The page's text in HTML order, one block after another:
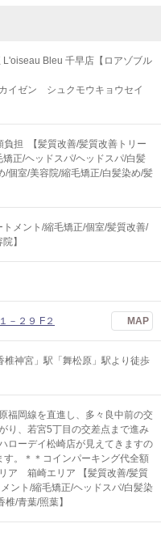
Bleu 千早店【ロアゾブル
イゼン シュクモウキョウセイ
担 【髪質改善/髪質改善トリー
矯正/ヘッドスパ/ヘッドスパ/白髪
/個室/美容院/縮毛矯正/白髪染め/髪
メント/縮毛矯正/個室/髪質改善/
】
－２９ F２ MAP
椎神宮」駅「舞松原」駅より徒歩
福岡線を直進し、多々良中前の交
り、若宮5丁目の交差点まで進み
ローデイ松崎店が見えてきますの
。＊＊コインパーキング代全額
ア 箱崎エリア 【髪質改善/髪質
ント/縮毛矯正/ヘッドスパ/白髪染
/青葉/照葉】